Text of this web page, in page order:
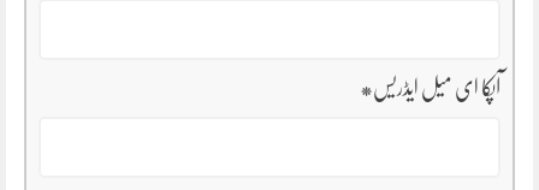
آپکا ای میل ایڈریس*